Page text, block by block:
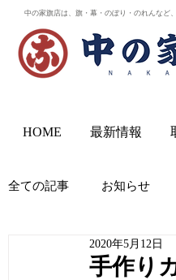
中の家旗店は、旗・幕・のぼり・のれんなど
HOME 最新情報
全ての記事 お知らせ
手作り
2020年5月12日